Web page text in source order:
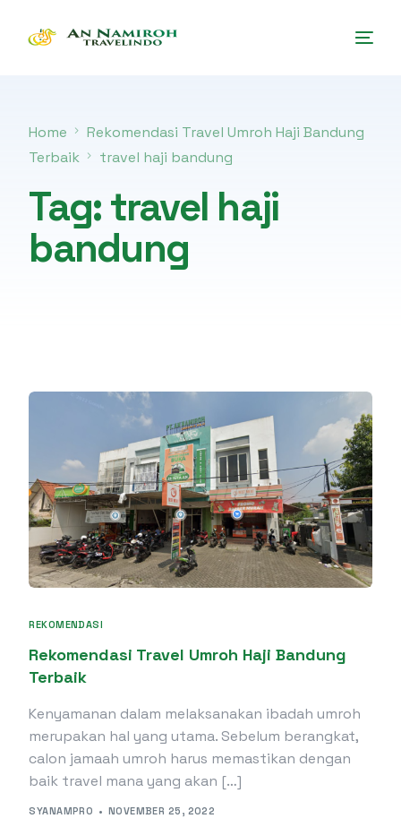
Home
Rekomendasi Travel Umroh Haji Bandung
Terbaik
travel haji bandung
Tag:travel haji
bandung
REKOMENDASI
Rekomendasi Travel Umroh Haji Bandung
Terbaik
Kenyamanan dalam melaksanakan ibadah umroh
merupakan hal yang utama. Sebelum berangkat,
calon jamaah umroh harus memastikan dengan
baik travel mana yang akan […]
SYANAMPRO NOVEMBER 25, 2022